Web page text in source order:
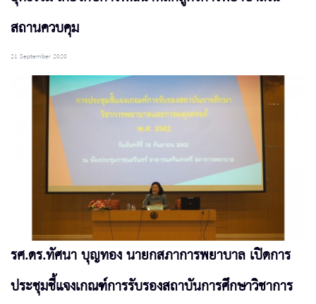
สถานควบคุม
21 September 2020
รศ.ดร.ทัศนา บุญทอง นายกสภาการพยาบาล เปิดการ
ประชุมชี้แจงเกณฑ์การรับรองสถาบันการศึกษาวิชาการ